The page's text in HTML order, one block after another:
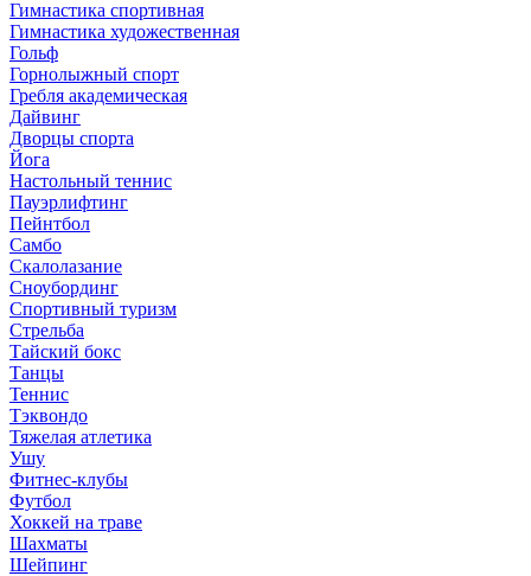
Гимнастика спортивная
Гимнастика художественная
Гольф
Горнолыжный спорт
Гребля академическая
Дайвинг
Дворцы спорта
Йога
Настольный теннис
Пауэрлифтинг
Пейнтбол
Самбо
Скалолазание
Сноубординг
Спортивный туризм
Стрельба
Тайский бокс
Танцы
Теннис
Тэквондо
Тяжелая атлетика
Ушу
Фитнес-клубы
Футбол
Хоккей на траве
Шахматы
Шейпинг